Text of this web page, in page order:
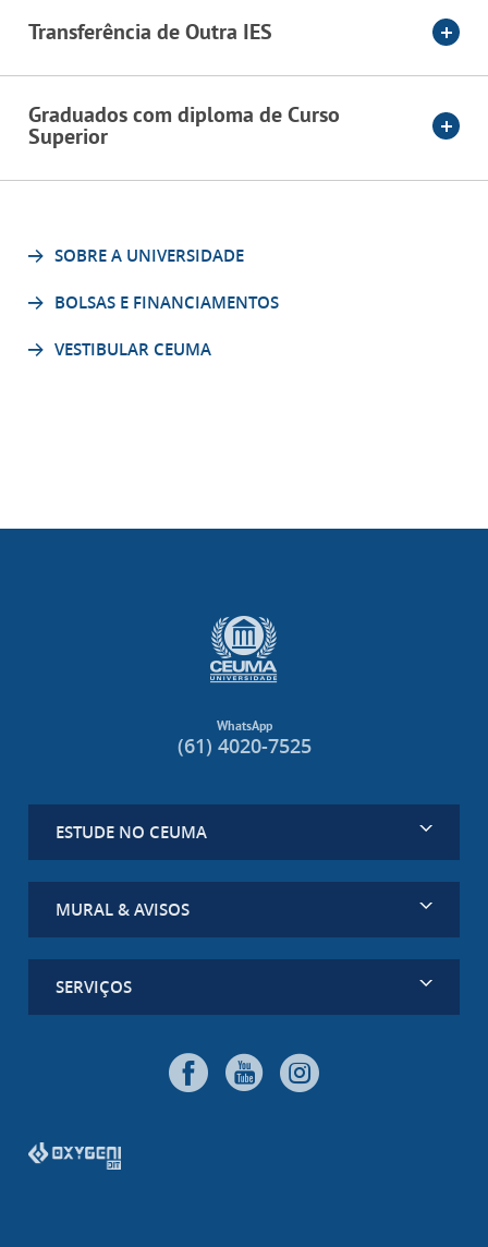
Transferência de Outra IES
Graduados com diploma de Curso
Superior
SOBRE A UNIVERSIDADE
BOLSAS E FINANCIAMENTOS
VESTIBULAR CEUMA
WhatsApp
(61) 4020-7525
ESTUDE NO CEUMA
MURAL & AVISOS
SERVIÇOS